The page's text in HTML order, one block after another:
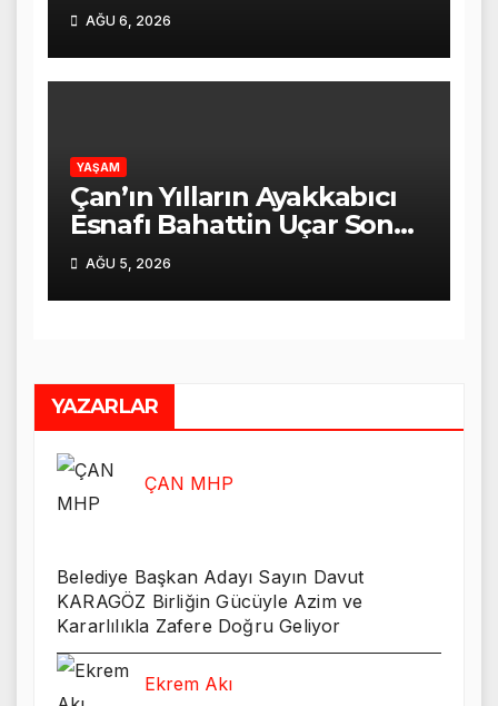
AĞU 6, 2026
YAŞAM
Çan’ın Yılların Ayakkabıcı
Esnafı Bahattin Uçar Son
Yolculuğuna Uğurlandı
AĞU 5, 2026
YAZARLAR
ÇAN MHP
Belediye Başkan Adayı Sayın Davut
KARAGÖZ Birliğin Gücüyle Azim ve
Kararlılıkla Zafere Doğru Geliyor
Ekrem Akı